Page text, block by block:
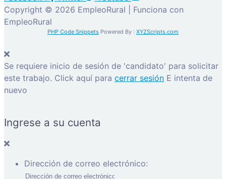
Copyright © 2026 EmpleoRural | Funciona con
EmpleoRural
PHP Code Snippets Powered By : XYZScripts.com
Se requiere inicio de sesión de 'candidato' para solicitar
este trabajo. Click aquí para cerrar sesión E intenta de
nuevo
Ingrese a su cuenta
Dirección de correo electrónico: